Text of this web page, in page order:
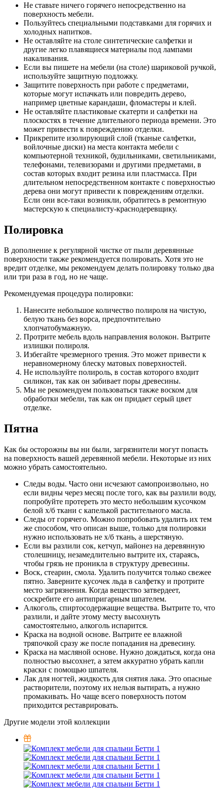
Не ставьте ничего горячего непосредственно на
поверхность мебели.
Пользуйтесь специальными подставками для горячих и
холодных напитков.
Не оставляйте на столе синтетические салфетки и
другие легко плавящиеся материалы под лампами
накаливания.
Если вы пишете на мебели (на столе) шариковой ручкой,
используйте защитную подложку.
Защитите поверхность при работе с предметами,
которые могут испачкать или повредить дерево,
например цветные карандаши, фломастеры и клей.
Не оставляйте пластиковые скатерти и салфетки на
плоскостях в течение длительного периода времени. Это
может привести к повреждению отделки.
Прикрепите изолирующий слой (тканые салфетки,
войлочные диски) на места контакта мебели с
компьютерной техникой, будильниками, светильниками,
телефонами, телевизорами и другими предметами, в
состав которых входит резина или пластмасса. При
длительном непосредственном контакте с поверхностью
дерева они могут привести к повреждениям отделки.
Если они все-таки возникли, обратитесь в ремонтную
мастерскую к специалисту-краснодеревщику.
Полировка
В дополнение к регулярной чистке от пыли деревянные
поверхности также рекомендуется полировать. Хотя это не
вредит отделке, мы рекомендуем делать полировку только два
или три раза в год, но не чаще.
Рекомендуемая процедура полировки:
Нанесите небольшое количество полироля на чистую,
белую ткань без ворса, предпочтительно
хлопчатобумажную.
Протрите мебель вдоль направления волокон. Вытрите
излишки полироля.
Избегайте чрезмерного трения. Это может привести к
неравномерному блеску матовых поверхностей.
Не используйте полироль, в состав которого входит
силикон, так как он забивает поры древесины.
Мы не рекомендуем пользоваться также воском для
обработки мебели, так как он придает серый цвет
отделке.
Пятна
Как бы осторожны вы ни были, загрязнители могут попасть
на поверхность вашей деревянной мебели. Некоторые из них
можно убрать самостоятельно.
Следы воды. Часто они исчезают самопроизвольно, но
если видны через месяц после того, как вы разлили воду,
попробуйте протереть это место небольшим кусочком
белой х/б ткани с капелькой растительного масла.
Следы от горячего. Можно попробовать удалить их тем
же способом, что описан выше, только для полировки
нужно использовать не х/б ткань, а шерстяную.
Если вы разлили сок, кетчуп, майонез на деревянную
столешницу, незамедлительно вытрите их, стараясь,
чтобы грязь не проникла в структуру древесины.
Воск, стеарин, смола. Удалить получится только свежее
пятно. Заверните кусочек льда в салфетку и протрите
место загрязнения. Когда вещество затвердеет,
соскребите его антипригарным шпателем.
Алкоголь, спиртосодержащие вещества. Вытрите то, что
разлили, и дайте этому месту высохнуть
самостоятельно, алкоголь испарится.
Краска на водной основе. Вытрите ее влажной
тряпочкой сразу же после попадания на древесину.
Краска на масляной основе. Нужно дождаться, когда она
полностью высохнет, а затем аккуратно убрать капли
краски с помощью шпателя.
Лак для ногтей, жидкость для снятия лака. Это опасные
растворители, поэтому их нельзя вытирать, а нужно
промакивать. Но чаще всего поверхность потом
приходится реставрировать.
Другие модели этой коллекции